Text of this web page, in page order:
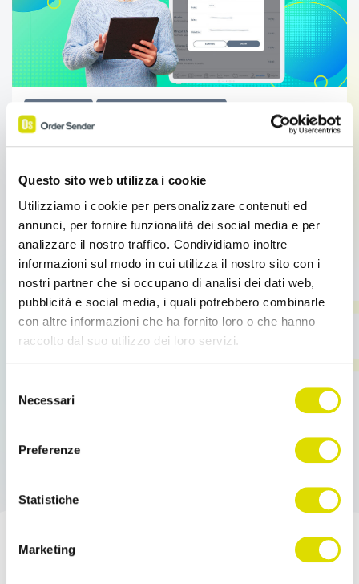
Questo sito web utilizza i cookie
Utilizziamo i cookie per personalizzare contenuti ed
annunci, per fornire funzionalità dei social media e per
analizzare il nostro traffico. Condividiamo inoltre
informazioni sul modo in cui utilizza il nostro sito con i
nostri partner che si occupano di analisi dei dati web,
pubblicità e social media, i quali potrebbero combinarle
con altre informazioni che ha fornito loro o che hanno
raccolto dal suo utilizzo dei loro servizi.
all'informativa:
https://www.ordersender.com/cookie-
delNecessari
Preferenze
Statistiche
Marketing
CRM Vendite: tutti i vantaggi per la tua rete
CRM Vendite: tutti i vantaggi per la tua rete vendita
CRM Vendite: tutti i vantaggi per la tua rete vendita
[…]
Leggi tutto
Potenzia le tue Vendite!